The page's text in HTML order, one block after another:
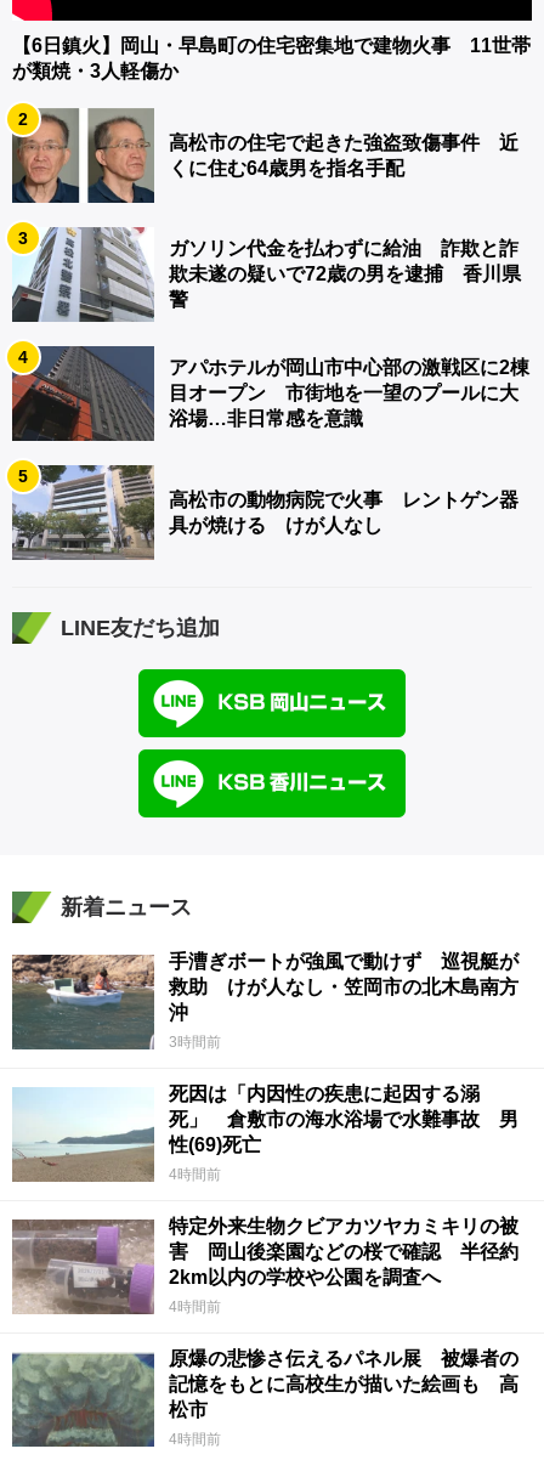
【6日鎮火】岡山・早島町の住宅密集地で建物火事 11世帯
が類焼・3人軽傷か
2
高松市の住宅で起きた強盗致傷事件 近
くに住む64歳男を指名手配
3
ガソリン代金を払わずに給油 詐欺と詐
欺未遂の疑いで72歳の男を逮捕 香川県
警
4
アパホテルが岡山市中心部の激戦区に2棟
目オープン 市街地を一望のプールに大
浴場…非日常感を意識
5
高松市の動物病院で火事 レントゲン器
具が焼ける けが人なし
LINE友だち追加
新着ニュース
手漕ぎボートが強風で動けず 巡視艇が
救助 けが人なし・笠岡市の北木島南方
沖
3時間前
死因は「内因性の疾患に起因する溺
死」 倉敷市の海水浴場で水難事故 男
性(69)死亡
4時間前
特定外来生物クビアカツヤカミキリの被
害 岡山後楽園などの桜で確認 半径約
2km以内の学校や公園を調査へ
4時間前
原爆の悲惨さ伝えるパネル展 被爆者の
記憶をもとに高校生が描いた絵画も 高
松市
4時間前